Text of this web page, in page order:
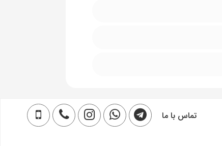
تماس با ما